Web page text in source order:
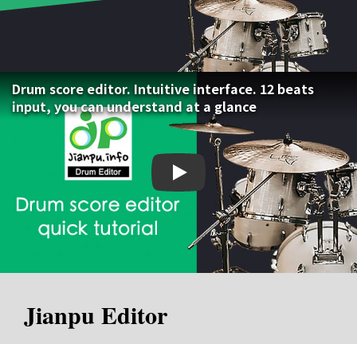
Drum score editor. Intuitive interface. 12 beats
input, you can understand at a glance
Drum score editor.
Jianpu Editor